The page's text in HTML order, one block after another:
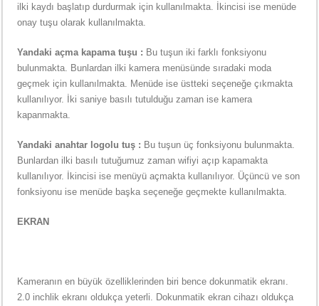
ilki kaydı başlatıp durdurmak için kullanılmakta. İkincisi ise menüde
onay tuşu olarak kullanılmakta.
Yandaki açma kapama tuşu : Bu tuşun iki farklı fonksiyonu
bulunmakta. Bunlardan ilki kamera menüsünde sıradaki moda
geçmek için kullanılmakta. Menüde ise üstteki seçeneğe çıkmakta
kullanılıyor. İki saniye basılı tutulduğu zaman ise kamera
kapanmakta.
Yandaki anahtar logolu tuş : Bu tuşun üç fonksiyonu bulunmakta.
Bunlardan ilki basılı tutuğumuz zaman wifiyi açıp kapamakta
kullanılıyor. İkincisi ise menüyü açmakta kullanılıyor. Üçüncü ve son
fonksiyonu ise menüde başka seçeneğe geçmekte kullanılmakta.
EKRAN
Kameranın en büyük özelliklerinden biri bence dokunmatik ekranı.
2.0 inchlik ekranı oldukça yeterli. Dokunmatik ekran cihazı oldukça